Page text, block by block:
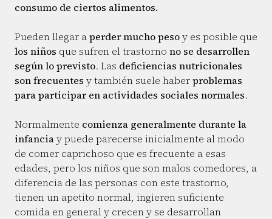
consumo de ciertos alimentos.
Pueden llegar aperder mucho pesoy es posible que
los niños que sufren el trastorno no se desarrollen
según lo previsto. Las deficiencias nutricionales
son frecuentes y también suele haberproblemas
para participar en actividades sociales normales.
Normalmente comienza generalmente durante la
infanciay puede parecerse inicialmente al modo
de comer caprichoso que es frecuente a esas
edades, pero los niños que son malos comedores, a
diferencia de las personas con este trastorno,
tienen un apetito normal, ingieren suficiente
comida en general y crecen y se desarrollan